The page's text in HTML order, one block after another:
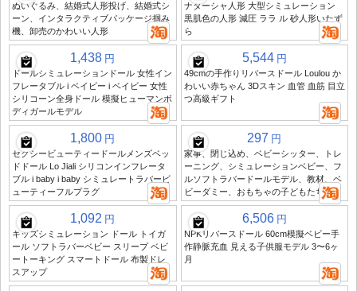
ぬいぐるみ、結婚式人形投げ、結婚式シ
ーン、インタラクティブパッケージ掴み
機、卸売のかわいい人形
ナターシャ人形 大型シミュレーション
黒肌色の人形 減圧 ララ ル 砂人形いたず
ら
1,438 円
ドールシミュレーションドール 女性イン
フレータブル i ベイビー i ベイビー 女性
シリコーン全身ドール 模擬ヒューマンボ
ディガールモデル
5,544 円
49cmの手作りリバースドール Loulou か
わいい赤ちゃん 3Dスキン 血管 血筋 目立
つ高級ギフト
1,800 円
セクシービューティードールメンズベッ
ドドール Lo Jiali シリコンインフレータ
ブル i baby i baby シミュレートラバービ
ューティーフルプラグ
297 円
家事、閉じ込め、ベビーシッター、トレ
ーニング、シミュレーションベビー、フ
ルソフトラバードールモデル、教材、ベ
ビーダミー、おもちゃの子どもたち
1,092 円
キッズシミュレーション ドール トイガ
ール ソフトラバーベビー スリープ ベビ
ートーキング スマートドール 布製ドレ
スアップ
6,506 円
NPKリバースドール 60cm模擬ベビー手
作静脈充血 見える子供服モデル 3〜6ヶ
月